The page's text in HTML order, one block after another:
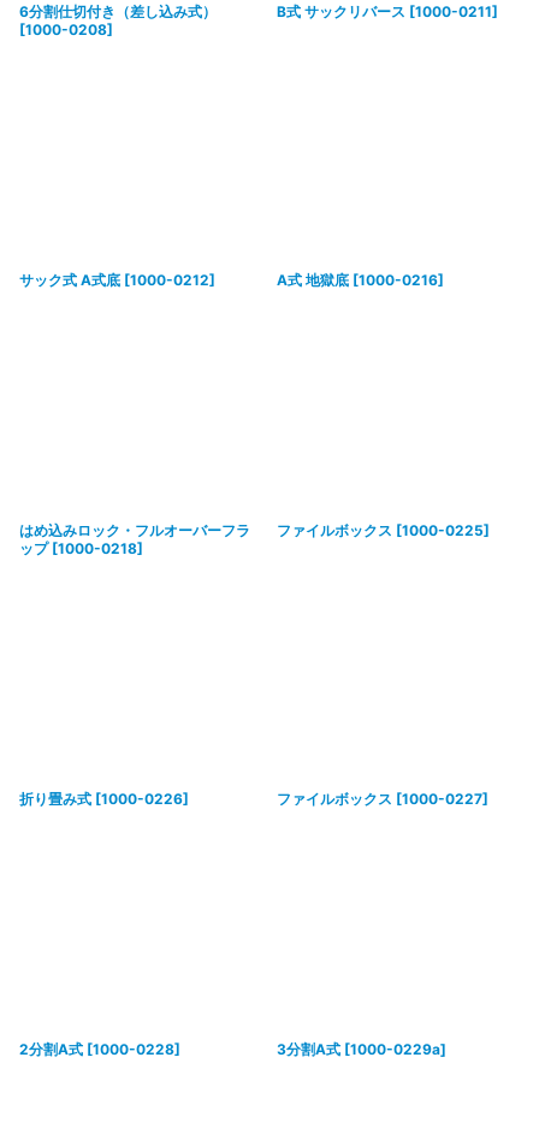
6分割仕切付き（差し込み式）
[1000-0208]
B式 サックリバース [1000-0211]
サック式 A式底 [1000-0212] A式 地獄底 [1000-0216]
はめ込みロック・フルオーバーフラ
ップ [1000-0218]
ファイルボックス [1000-0225]
折り畳み式 [1000-0226] ファイルボックス [1000-0227]
2分割A式 [1000-0228] 3分割A式 [1000-0229a]